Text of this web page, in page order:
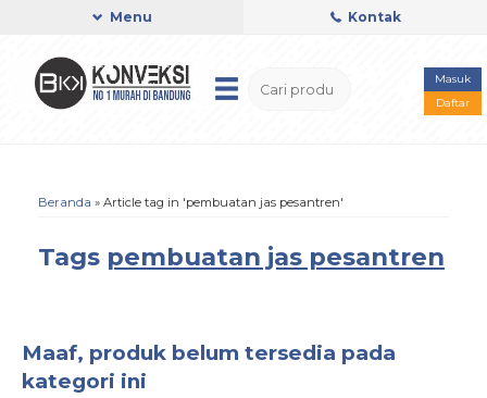
Menu Kontak
Masuk
Daftar
Beranda » Article tag in 'pembuatan jas pesantren'
Tags pembuatan jas pesantren
Maaf, produk belum tersedia pada
kategori ini